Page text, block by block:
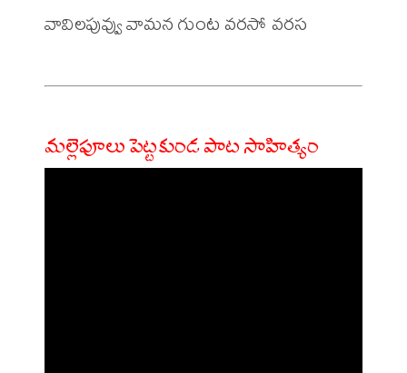
వావిలపువ్వు వామన గుంట వరసో వరస
మల్లెపూలు పెట్టకుండ పాట సాహిత్యం